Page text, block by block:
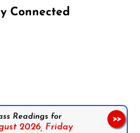
Connected
Readings for
2026, Friday
>>